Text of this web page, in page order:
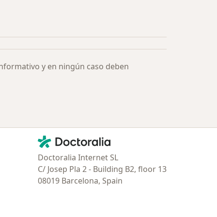
y en ningún caso deben
Contacto
Doctoralia - Página de inicio
Doctoralia Internet SL
C/ Josep Pla 2 - Building B2, floor 13
08019 Barcelona, Spain